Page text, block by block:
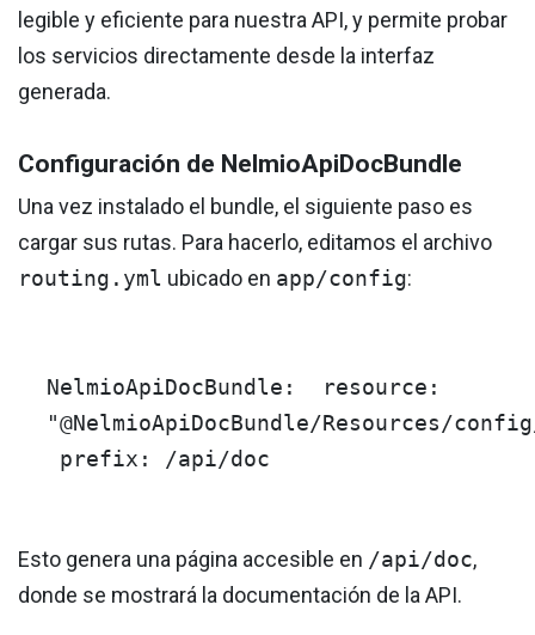
legible y eficiente para nuestra API, y permite probar
los servicios directamente desde la interfaz
generada.
Configuración de NelmioApiDocBundle
Una vez instalado el bundle, el siguiente paso es
cargar sus rutas. Para hacerlo, editamos el archivo
routing.yml ubicado en app/config:
NelmioApiDocBundle:
resource:
"@NelmioApiDocBundle/Resources/
prefix:
/api/doc
Esto genera una página accesible en /api/doc,
donde se mostrará la documentación de la API.